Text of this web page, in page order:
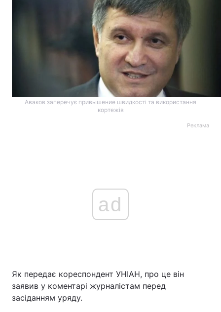
Аваков заперечує привышение швидкості та використання
кортежів
Реклама
ad
Як передає кореспондент УНІАН, про це він
заявив у коментарі журналістам перед
засіданням уряду.